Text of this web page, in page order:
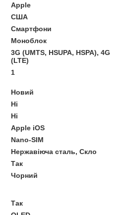
Apple
США
Смартфони
Моноблок
3G (UMTS, HSUPA, HSPA), 4G
(LTE)
1
Новий
Ні
Ні
Apple iOS
Nano-SIM
Нержавіюча сталь, Скло
Так
Чорний
Так